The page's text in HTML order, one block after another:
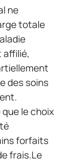
ne
totale
affilié,
des soins
le choix
forfaits
frais.Le